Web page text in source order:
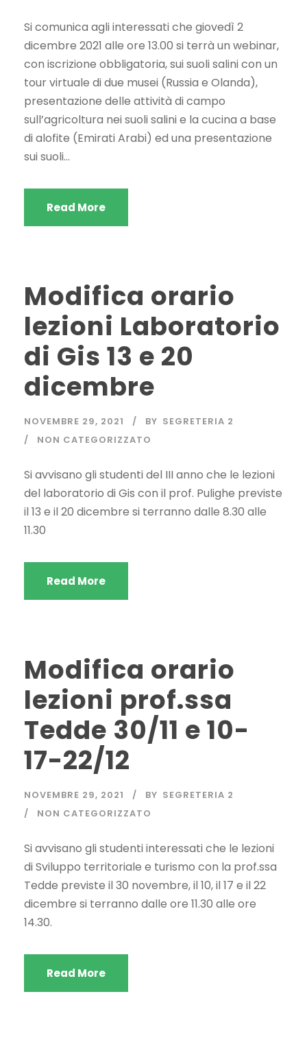
Si comunica agli interessati che giovedì 2
dicembre 2021 alle ore 13.00 si terrà un webinar,
con iscrizione obbligatoria, sui suoli salini con un
tour virtuale di due musei (Russia e Olanda),
presentazione delle attività di campo
sull’agricoltura nei suoli salini e la cucina a base
di alofite (Emirati Arabi) ed una presentazione
sui suoli...
Read More
Modifica orario
lezioni Laboratorio
di Gis 13 e 20
dicembre
NOVEMBRE 29, 2021 BY SEGRETERIA 2
NON CATEGORIZZATO
Si avvisano gli studenti del III anno che le lezioni
del laboratorio di Gis con il prof. Pulighe previste
il 13 e il 20 dicembre si terranno dalle 8.30 alle
11.30
Read More
Modifica orario
lezioni prof.ssa
Tedde 30/11 e 10-
17-22/12
NOVEMBRE 29, 2021 BY SEGRETERIA 2
NON CATEGORIZZATO
Si avvisano gli studenti interessati che le lezioni
di Sviluppo territoriale e turismo con la prof.ssa
Tedde previste il 30 novembre, il 10, il 17 e il 22
dicembre si terranno dalle ore 11.30 alle ore
14.30.
Read More